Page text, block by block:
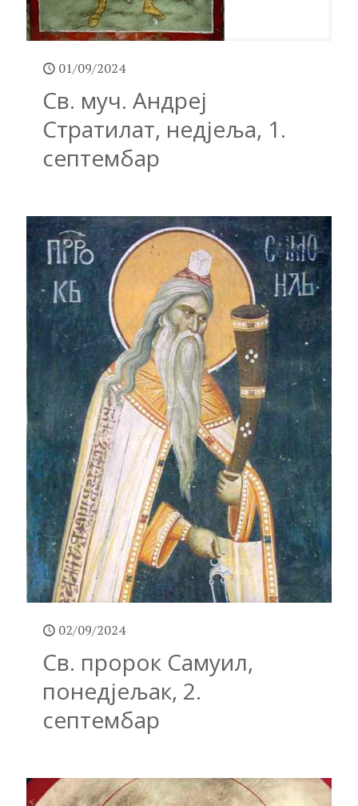
01/09/2024
Св. муч. Андреј
Стратилат, недјеља, 1.
септембар
02/09/2024
Св. пророк Самуил,
понедјељак, 2.
септембар